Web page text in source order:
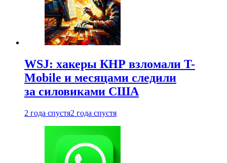
WSJ: хакеры КНР взломали T-
Mobile и месяцами следили
за силовиками США
2 года спустя2 года спустя